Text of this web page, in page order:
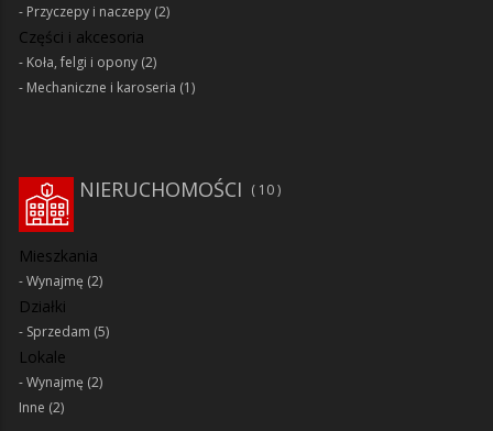
Przyczepy i naczepy (2)
Części i akcesoria
Koła, felgi i opony (2)
Mechaniczne i karoseria (1)
NIERUCHOMOŚCI 10
Mieszkania
Wynajmę (2)
Działki
Sprzedam (5)
Lokale
Wynajmę (2)
Inne (2)